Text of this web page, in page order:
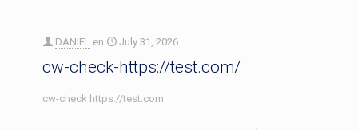
DANIEL en July 31, 2026
cw-check-https://test.com/
cw-check https://test.com